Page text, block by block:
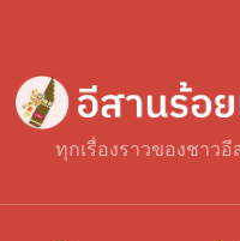
ทุกเรื่องราวของชาวอี